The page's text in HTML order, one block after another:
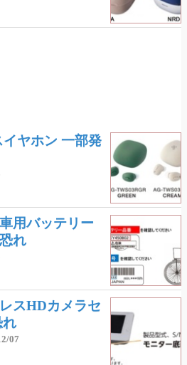
ヤホン 一部発
用バッテリー
れ
スHDカメラセ
れ
07